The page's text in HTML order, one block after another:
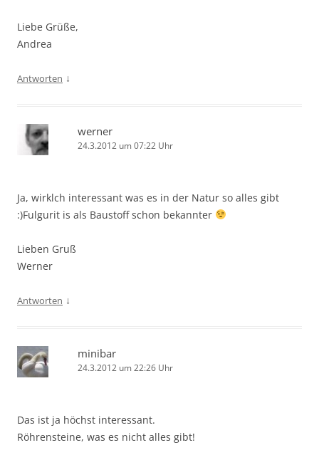
Liebe Grüße,
Andrea
Antworten ↓
werner
24.3.2012 um 07:22 Uhr
Ja, wirklch interessant was es in der Natur so alles gibt
:)Fulgurit is als Baustoff schon bekannter
Lieben Gruß
Werner
Antworten ↓
minibar
24.3.2012 um 22:26 Uhr
Das ist ja höchst interessant.
Röhrensteine, was es nicht alles gibt!